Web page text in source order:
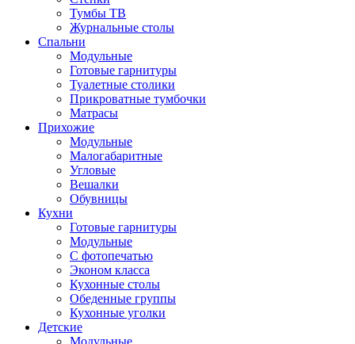
Тумбы ТВ
Журнальные столы
Спальни
Модульные
Готовые гарнитуры
Туалетные столики
Прикроватные тумбочки
Матрасы
Прихожие
Модульные
Малогабаритные
Угловые
Вешалки
Обувницы
Кухни
Готовые гарнитуры
Модульные
С фотопечатью
Эконом класса
Кухонные столы
Обеденные группы
Кухонные уголки
Детские
Модульные